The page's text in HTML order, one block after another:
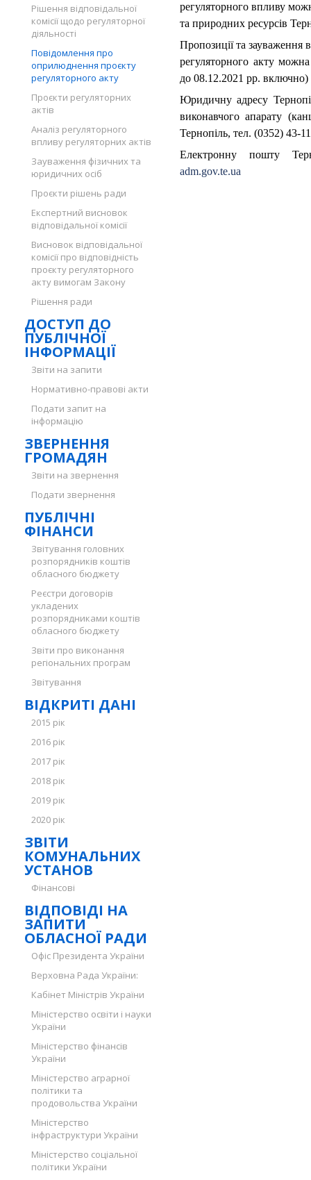
Рішення відповідальної
комісії щодо регуляторної
діяльності
Повідомлення про
оприлюднення проєкту
регуляторного акту
Проєкти регуляторних
актів
Аналіз регуляторного
впливу регуляторних актів
Зауваження фізичних та
юридичних осіб
Проєкти рішень ради
Експертний висновок
відповідальної комісії
Висновок відповідальної
комісії про відповідність
проєкту регуляторного
акту вимогам Закону
Рішення ради
ДОСТУП ДО
ПУБЛІЧНОЇ
ІНФОРМАЦІЇ
Звіти на запити
Нормативно-правові акти
Подати запит на
інформацію
ЗВЕРНЕННЯ
ГРОМАДЯН
Звіти на звернення
Подати звернення
ПУБЛІЧНІ
ФІНАНСИ
Звітування головних
розпорядників коштів
обласного бюджету
Реєстри договорів
укладених
розпорядниками коштів
обласного бюджету
Звіти про виконання
регіональних програм
Звітування
ВІДКРИТІ ДАНІ
2015 рік
2016 рік
2017 рік
2018 рік
2019 рік
2020 рік
ЗВІТИ
КОМУНАЛЬНИХ
УСТАНОВ
Фінансові
ВІДПОВІДІ НА
ЗАПИТИ
ОБЛАСНОЇ РАДИ
Офіс Президента України
Верховна Рада України:
Кабінет Міністрів України
Міністерство освіти і науки
України
Міністерство фінансів
України
Міністерство аграрної
політики та
продовольства України
Міністерство
інфраструктури України
Міністерство соціальної
політики України
регуляторного впливу
та природних ресурсів
Пропозиції та зауваження
регуляторного акту
до 08.12.2021 рр. включно)
Юридичну адресу
виконавчого апарату
Тернопіль, тел. (0352) 43-
Електронну пошту
adm.gov.te.ua